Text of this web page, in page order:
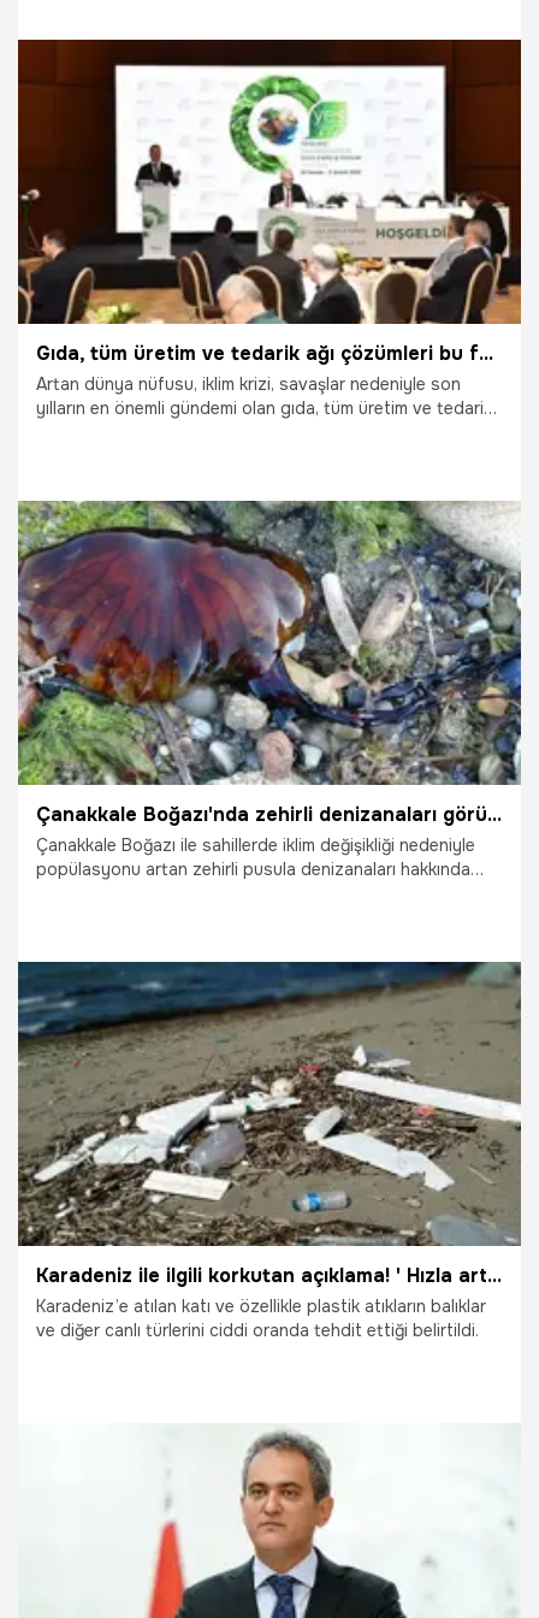
tanıtım toplantısı yapıldı. 'Hayata İyi Bakarız’ mottosuyla
başlatılan projede Türkiye genelinde ilkokul 3’üncü ve
4’üncü sınıf öğrencileri ile öğretmen ve velilere ekolojik
okuryazarlık düzeylerini artırmak için eğitimler verilecek.
Gıda, tüm üretim ve tedarik ağı çözümleri bu fuarda!
Artan dünya nüfusu, iklim krizi, savaşlar nedeniyle son
yılların en önemli gündemi olan gıda, tüm üretim ve tedarik
olan YES FOOD EXPO & FORUM’a ev sahipliği yapacak.
13.05.2022 Ekonomi
Çanakkale Boğazı'nda zehirli denizanaları görüldü, uzmanı uyardı
Çanakkale Boğazı ile sahillerde iklim değişikliği nedeniyle
popülasyonu artan zehirli pusula denizanaları hakkında
yıkanmalı. Kesinlikle tatlı su ile muamele edilmemeli" dedi.
18.04.2022 Yaşam
Karadeniz ile ilgili korkutan açıklama! ' Hızla artıyor'
Karadeniz’e atılan katı ve özellikle plastik atıkların balıklar
ve diğer canlı türlerini ciddi oranda tehdit ettiği belirtildi.
Gündem